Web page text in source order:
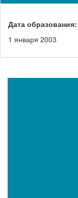
Дата образования:
1 января 2003